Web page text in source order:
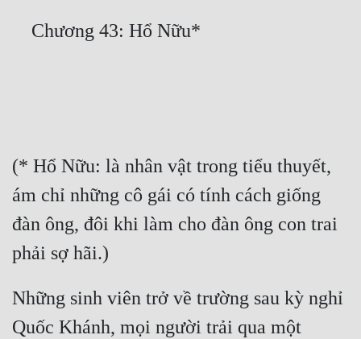
Cung Đấu
Cạnh Kỹ
Cổ Tiên Hiệp
Cổ Đại
Du Hí
(* Hổ Nữu: là nhân vật trong tiểu thuyết,
ám chỉ những cô gái có tính cách giống
đàn ông, đôi khi làm cho đàn ông con trai
Những sinh viên trở về trường sau kỳ nghỉ
Quốc Khánh, mọi người trải qua một